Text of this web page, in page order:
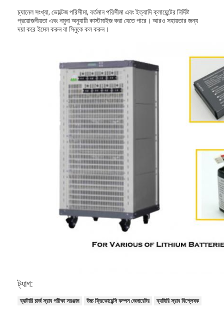
দাহ্যতা টেস্ট চেম্বার
মেডিকেল ডিভাইস টেস্টিং সরঞ্জাম
IEC 62368 পরীক্ষার সরঞ্জাম
চ্যানেল সংখ্যা, ভোল্টেজ পরিসীমা, বর্তমান পরিসীমা এবং ইত্যাদি ক্লায়েন্টের নির্দিষ্ট
প্রয়োজনীয়তা এবং নমুনা অনুযায়ী কাস্টমাইজ করা যেতে পারে। আরও সহায়তার জন্য
দয়া করে ইমেল করুন বা সিনুকে কল করুন।
ট্যাগ:
ব্যাটারি চার্জ স্রাব পরীক্ষা সরঞ্জাম উচ্চ ফ্রিকোয়েন্সি কম্পন জেনারেটর ব্যাটারি স্রাব বিশ্লেষক